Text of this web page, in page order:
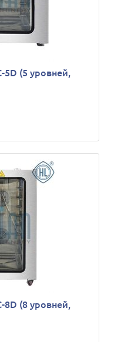
5D (5 уровней,
8D (8 уровней,